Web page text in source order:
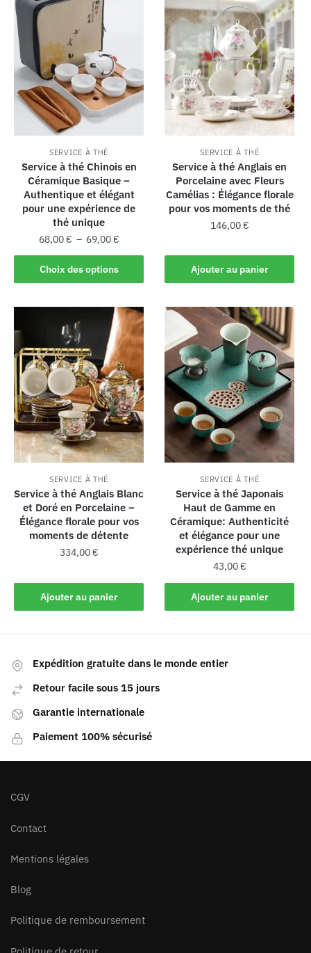
SERVICE À THÉ
Service à thé Chinois en
Céramique Basique –
Authentique et élégant
pour une expérience de
thé unique
68,00€ – 69,00€
Choix des options
SERVICE À THÉ
Service à thé Anglais en
Porcelaine avec Fleurs
Camélias : Élégance florale
pour vos moments de thé
146,00€
Ajouter au panier
SERVICE À THÉ
Service à thé Anglais Blanc
et Doré en Porcelaine –
Élégance florale pour vos
moments de détente
334,00€
Ajouter au panier
SERVICE À THÉ
Service à thé Japonais
Haut de Gamme en
Céramique: Authenticité
et élégance pour une
expérience thé unique
43,00€
Ajouter au panier
Expédition gratuite dans le monde entier
Retour facile sous 15 jours
Garantie internationale
Paiement 100% sécurisé
CGV
Contact
Mentions légales
Blog
Politique de remboursement